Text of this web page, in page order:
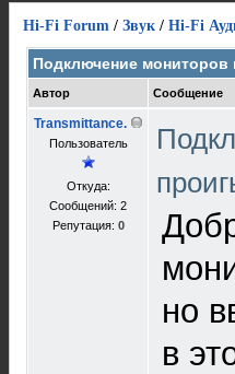
Hi-Fi Forum / Звук / Hi-Fi
Подключение
Автор Сообщение
Transmittance.
Пользователь
Откуда:
Сообщений: 2
Репутация: 0
но
в